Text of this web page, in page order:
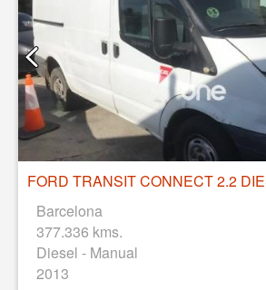
Barcelona
377.336 kms.
Diesel - Manual
2013